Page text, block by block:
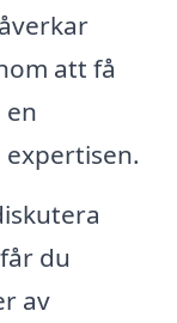
att få
du
av